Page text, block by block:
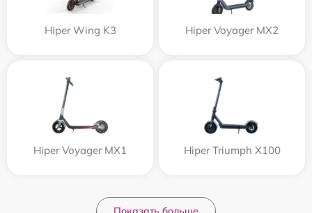
Hiper Wing K3 Hiper Voyager MX2
Hiper Voyager MX1 Hiper Triumph X100